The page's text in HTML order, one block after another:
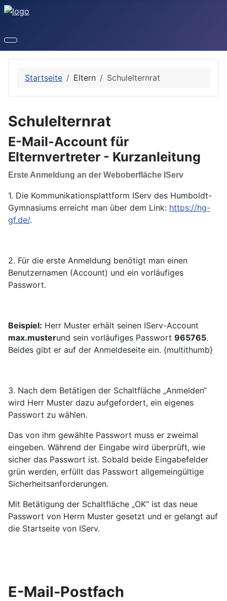
Startseite Eltern Schulelternrat
Schulelternrat
E-Mail-Account für
Elternvertreter - Kurzanleitung
Erste Anmeldung an der Weboberfläche IServ
1. Die Kommunikationsplattform IServ des Humboldt-
Gymnasiums erreicht man über dem Link: https://hg-
gf.de/.
2. Für die erste Anmeldung benötigt man einen
Benutzernamen (Account) und ein vorläufiges
Passwort.
Beispiel: Herr Muster erhält seinen IServ-Account
max.musterund sein vorläufiges Passwort 965765.
Beides gibt er auf der Anmeldeseite ein. {multithumb}
3. Nach dem Betätigen der Schaltfläche „Anmelden“
wird Herr Muster dazu aufgefordert, ein eigenes
Passwort zu wählen.
Das von ihm gewählte Passwort muss er zweimal
eingeben. Während der Eingabe wird überprüft, wie
sicher das Passwort ist. Sobald beide Eingabefelder
grün werden, erfüllt das Passwort allgemeingültige
Sicherheitsanforderungen.
Mit Betätigung der Schaltfläche „OK“ ist das neue
Passwort von Herrn Muster gesetzt und er gelangt auf
die Startseite von IServ.
E-Mail-Postfach